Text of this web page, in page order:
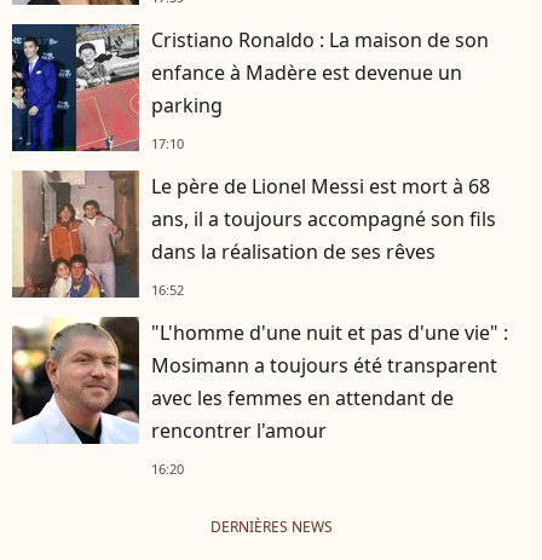
Cristiano Ronaldo : La maison de son
enfance à Madère est devenue un
parking
17:10
Le père de Lionel Messi est mort à 68
ans, il a toujours accompagné son fils
dans la réalisation de ses rêves
16:52
"L'homme d'une nuit et pas d'une vie" :
Mosimann a toujours été transparent
avec les femmes en attendant de
rencontrer l'amour
16:20
DERNIÈRES NEWS